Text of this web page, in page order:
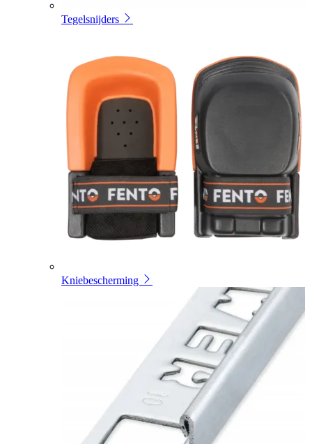
Tegelsnijders
Kniebescherming